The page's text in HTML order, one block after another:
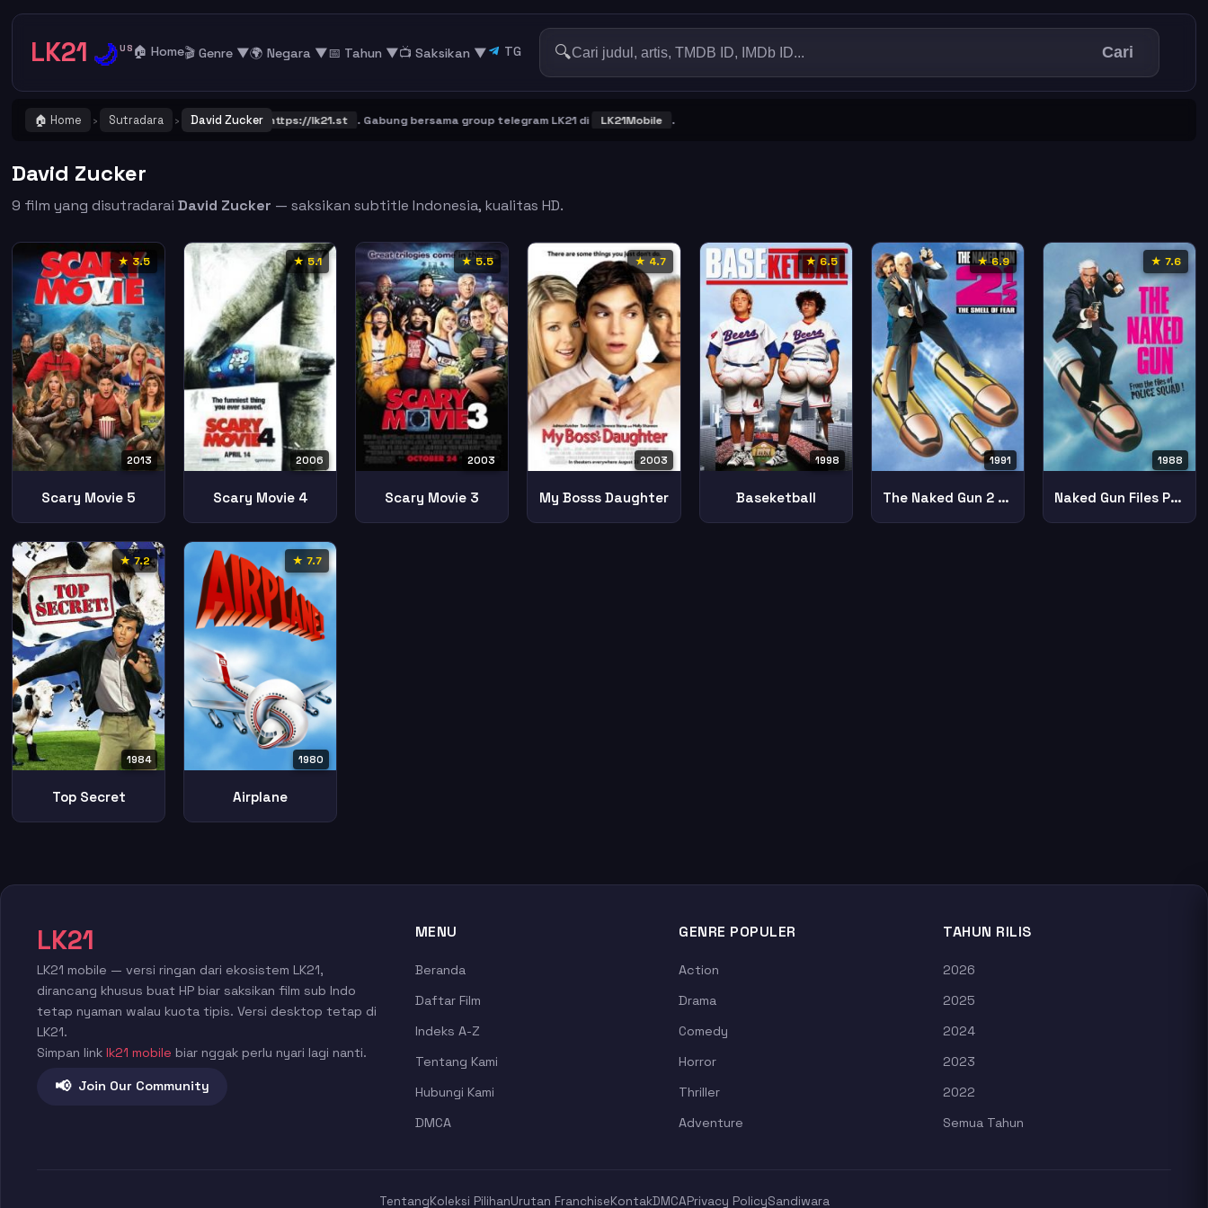
LK21 🌙US 🏠 Home🎬 Genre ▼🌍 Negara ▼📅 Tahun ▼📺 Saksikan ▼ TG 🔍 Cari
🏠 Home › Sutradara › David Zucker
! Catat dan Bookmark alamat URL LK21 https://lk21.st . Gabung bersama group telegram LK21 di LK21Mobile .
David Zucker
9 film yang disutradaraiDavid Zucker — saksikan subtitle Indonesia, kualitas HD.
★ 3.5
2013
Scary Movie 5
★ 5.1
2006
Scary Movie 4
★ 5.5
2003
Scary Movie 3
★ 4.7
2003
My Bosss Daughter
★ 6.5
1998
Baseketball
★ 6.9
1991
The Naked Gun 2 The Smell Of Fear
★ 7.6
1988
Naked Gun Files Police Squad
★ 7.2
1984
Top Secret
★ 7.7
1980
Airplane
LK21
LK21 mobile — versi ringan dari ekosistem LK21,
dirancang khusus buat HP biar saksikan film sub Indo
tetap nyaman walau kuota tipis. Versi desktop tetap di
LK21.
Simpan link lk21 mobile biar nggak perlu nyari lagi nanti.
📢 Join Our Community
MENU
Beranda
Daftar Film
Indeks A-Z
Tentang Kami
Hubungi Kami
DMCA
GENRE POPULER
Action
Drama
Comedy
Horror
Thriller
Adventure
TAHUN RILIS
2026
2025
2024
2023
2022
Semua Tahun
TentangKoleksi PilihanUrutan FranchiseKontakDMCAPrivacy PolicySandiwara